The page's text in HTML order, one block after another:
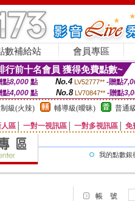
數補給站 會員專區
行前十名會員 獲得免費點數~
點8,000點 No.4 LV52777** -贈點
點4,000 點 No.8 LV70847** -贈點
級(火辣) 輔導級(曖昧) 普通
區 一對一視訊區 一對多視訊區 免
我的點數銀
帳 號